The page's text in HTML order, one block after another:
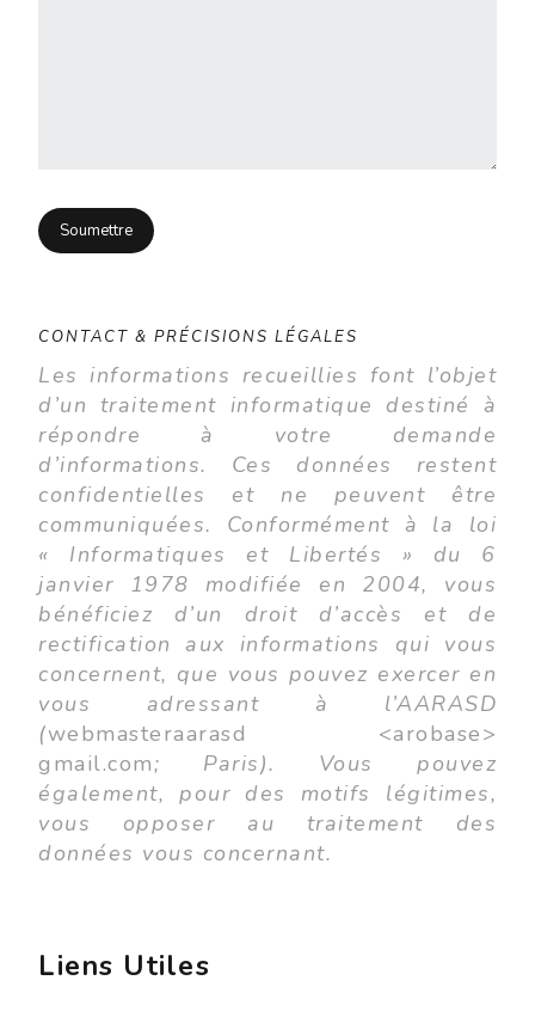
CONTACT & PRÉCISIONS LÉGALES
Les informations recueillies font l’objet
d’un traitement informatique destiné à
répondre à votre demande
d’informations. Ces données restent
confidentielles et ne peuvent être
communiquées. Conformément à la loi
« Informatiques et Libertés » du 6
janvier 1978 modifiée en 2004, vous
bénéficiez d’un droit d’accès et de
rectification aux informations qui vous
concernent, que vous pouvez exercer en
vous adressant à l’AARASD
(webmasteraarasd <arobase>
gmail.com; Paris). Vous pouvez
également, pour des motifs légitimes,
vous opposer au traitement des
données vous concernant.
Liens Utiles